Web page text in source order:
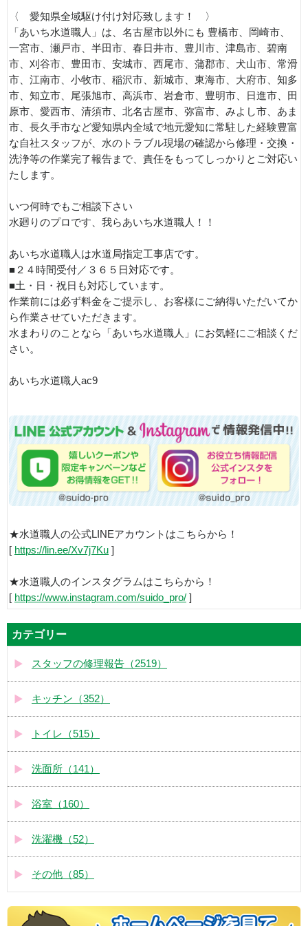
〈 愛知県全域駆け付け対応致します！ 〉
「あいち水道職人」は、名古屋市以外にも 豊橋市、岡崎市、
一宮市、瀬戸市、半田市、春日井市、豊川市、津島市、碧南
市、刈谷市、豊田市、安城市、西尾市、蒲郡市、犬山市、常滑
市、江南市、小牧市、稲沢市、新城市、東海市、大府市、知多
市、知立市、尾張旭市、高浜市、岩倉市、豊明市、日進市、田
原市、愛西市、清須市、北名古屋市、弥富市、みよし市、あま
市、長久手市など愛知県内全域で地元愛知に常駐した経験豊富
な自社スタッフが、水のトラブル現場の確認から修理・交換・
洗浄等の作業完了報告まで、責任をもってしっかりとご対応い
たします。
いつ何時でもご相談下さい
水廻りのプロです、我らあいち水道職人！！
あいち水道職人は水道局指定工事店です。
■２４時間受付／３６５日対応です。
■土・日・祝日も対応しています。
作業前には必ず料金をご提示し、お客様にご納得いただいてか
ら作業させていただきます。
水まわりのことなら「あいち水道職人」にお気軽にご相談くだ
さい。
あいち水道職人ac9
★水道職人の公式LINEアカウントはこちらから！
[ https://lin.ee/Xv7j7Ku ]
★水道職人のインスタグラムはこちらから！
[ https://www.instagram.com/suido_pro/ ]
カテゴリー
スタッフの修理報告（2519）
キッチン（352）
トイレ（515）
洗面所（141）
浴室（160）
洗濯機（52）
その他（85）